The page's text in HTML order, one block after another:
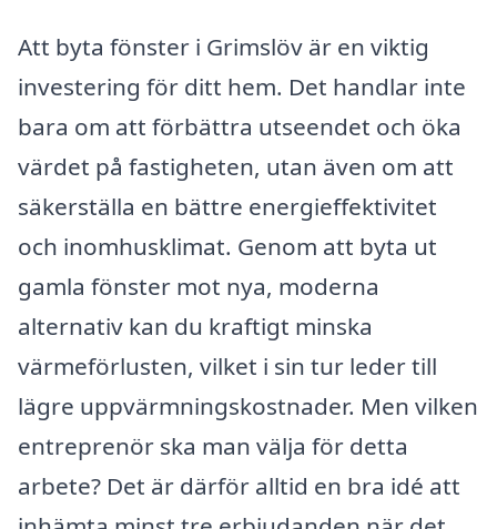
Att byta fönster i Grimslöv är en viktig
investering för ditt hem. Det handlar inte
bara om att förbättra utseendet och öka
värdet på fastigheten, utan även om att
säkerställa en bättre energieffektivitet
och inomhusklimat. Genom att byta ut
gamla fönster mot nya, moderna
alternativ kan du kraftigt minska
värmeförlusten, vilket i sin tur leder till
lägre uppvärmningskostnader. Men vilken
entreprenör ska man välja för detta
arbete? Det är därför alltid en bra idé att